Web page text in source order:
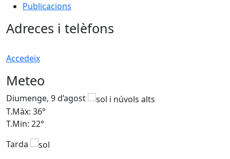
Publicacions
Adreces i telèfons
Accedeix
Meteo
Diumenge, 9 d’agost
T.Màx: 36°
T.Min: 22°
Tarda